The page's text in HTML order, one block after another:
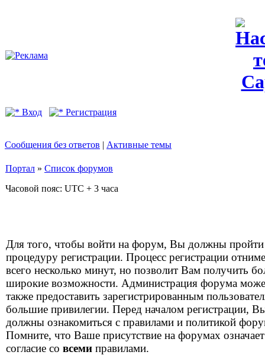
Вход Регистрация
Сообщения без ответов | Активные темы
Портал » Список форумов
Часовой пояс: UTC + 3 часа
Для того, чтобы войти на форум, Вы должны пройти
процедуру регистрации. Процесс регистрации
всего несколько минут, но позволит Вам получить
широкие возможности. Администрация форума
также предоставить зарегистрированным
большие привилегии. Перед началом регистрации,
должны ознакомиться с правилами и политикой
Помните, что Ваше присутствие на форумах означает
согласие со всеми правилами.